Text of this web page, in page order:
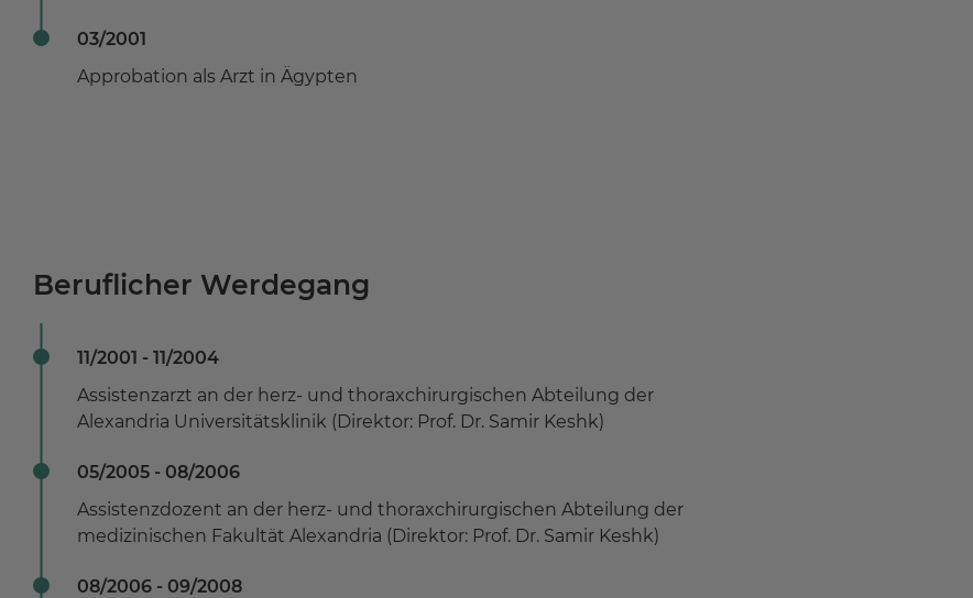
03/2001
Approbation als Arzt in Ägypten
Beruflicher Werdegang
11/2001 - 11/2004
Assistenzarzt an der herz- und thoraxchirurgischen Abteilung der
Alexandria Universitätsklinik (Direktor: Prof. Dr. Samir Keshk)
05/2005 - 08/2006
Assistenzdozent an der herz- und thoraxchirurgischen Abteilung der
medizinischen Fakultät Alexandria (Direktor: Prof. Dr. Samir Keshk)
08/2006 - 09/2008